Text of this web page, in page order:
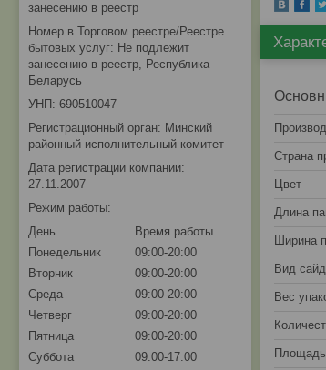
Страна
Цвет
Длина
Ширина
Вид
Вес
Площадь
занесению в реестр
Номер в Торговом реестре/Реестре
бытовых услуг: Не подлежит
занесению в реестр, Республика
Беларусь
УНП: 690510047
Регистрационный орган: Минский
районный исполнительный комитет
Дата регистрации компании:
27.11.2007
Режим работы:
День
Время работы
Понедельник
09:00-20:00
Вторник
09:00-20:00
Среда
09:00-20:00
Четверг
09:00-20:00
Пятница
09:00-20:00
Суббота
09:00-17:00